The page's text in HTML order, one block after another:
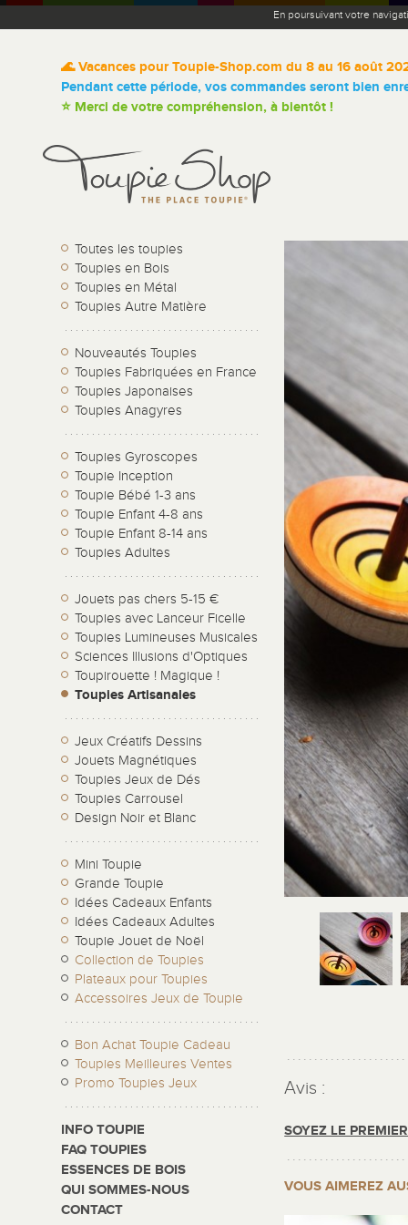
En poursuivant votre
🌊 Vacances pour Toupie-Shop.com du 8 au 16 août
Pendant cette période, vos commandes seront bien
⭐ Merci de votre compréhension, à bientôt !
Toutes les toupies
Toupies en Bois
Toupies en Métal
Toupies Autre Matière
Nouveautés Toupies
Toupies Fabriquées en France
Toupies Japonaises
Toupies Anagyres
Toupies Gyroscopes
Toupie Inception
Toupie Bébé 1-3 ans
Toupie Enfant 4-8 ans
Toupie Enfant 8-14 ans
Toupies Adultes
Jouets pas chers 5-15 €
Toupies avec Lanceur Ficelle
Toupies Lumineuses Musicales
Sciences Illusions d'Optiques
Toupirouette ! Magique !
Toupies Artisanales
Jeux Créatifs Dessins
Jouets Magnétiques
Toupies Jeux de Dés
Toupies Carrousel
Design Noir et Blanc
Mini Toupie
Grande Toupie
Idées Cadeaux Enfants
Idées Cadeaux Adultes
Toupie Jouet de Noël
Collection de Toupies
Plateaux pour Toupies
Accessoires Jeux de Toupie
Bon Achat Toupie Cadeau
Toupies Meilleures Ventes
Promo Toupies Jeux
INFO TOUPIE
FAQ TOUPIES
ESSENCES DE BOIS
QUI SOMMES-NOUS
CONTACT
Avis :
SOYEZ LE
VOUS AIMEREZ